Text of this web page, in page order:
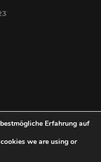
Erfahrung auf
we are using or